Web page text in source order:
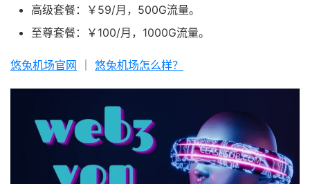
高级套餐：￥59/月，500G流量。
至尊套餐：￥100/月，1000G流量。
悠兔机场官网 悠兔机场怎么样？